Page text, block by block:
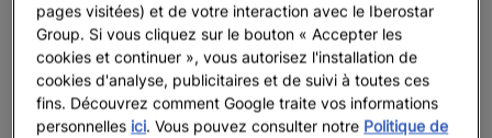
cadre parfait pour créer des souvenirs pour la vie.Nous
croyons fermement qu’il faut apprécier le moment présent,
tout en préservant les paysages naturels qui entourent nos
resorts pour que les générations futures puissent aussi en
profiter.
pages visitées) et de votre interaction avec le Iberostar
Group. Si vous cliquez sur le bouton « Accepter les
cookies et continuer », vous autorisez l'installation de
cookies d'analyse, publicitaires et de suivi à toutes ces
fins. Découvrez comment Google traite vos informations
personnelles ici. Vous pouvez consulter notre Politique de